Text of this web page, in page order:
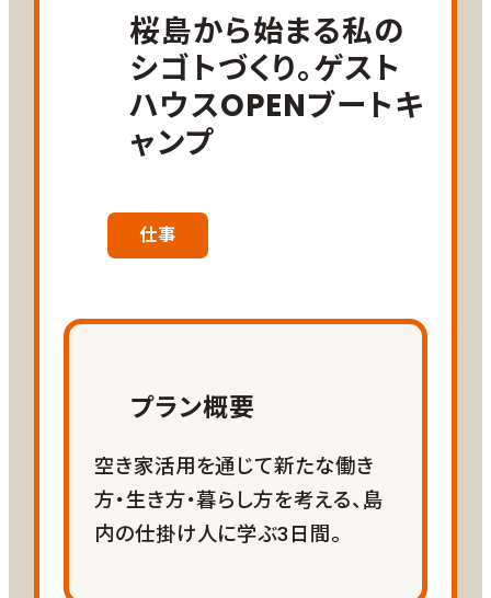
三日目＝午前：自由時間（リモートワーク可
午後：空き家見学・釣り・サイクリング※リクエ
ストに応じます。
夜 ：自由時間（フェリーで市街地に渡って市
【宿泊場所】 ikoてらす 、または
Ulalaふるさと
費用（1人/日）：ikoてらす3,300円（金土日
4,400円）、ulalaふるさと：2,200円（金土日
3,300円）
地球の鼓動を体感。活火山桜島アクティ
ビティプラン
【募集期間】2026年7月29日（水）～2026年
11月30日（月）
2026年12月24日（木）
※参加者と調整の上受入日を決定
サイクリング、陶芸体験、フリーダイビング、釣
り体験 など
※体験メニューは季節によって変わります。日
程が決まった時点で可能なメニューを提示
す。
20,000ANA SKYコイン
小児割引運賃、障がい者割引運賃をご
利用の方はこちらをご確認ください。
参加費用
込）
※体験、宿泊施設によって変動
と：2,200円/人（金土日3,300円/人）
参加費用に含む
予約は鹿児島市事業者が行います。
桜島から始まる私の
シゴトづくり。ゲスト
ハウスOPENブートキ
ャンプ
仕事
プラン概要
空き家活用を通じて新たな働き
方・生き方・暮らし方を考える、島
内の仕掛け人に学ぶ3日間。